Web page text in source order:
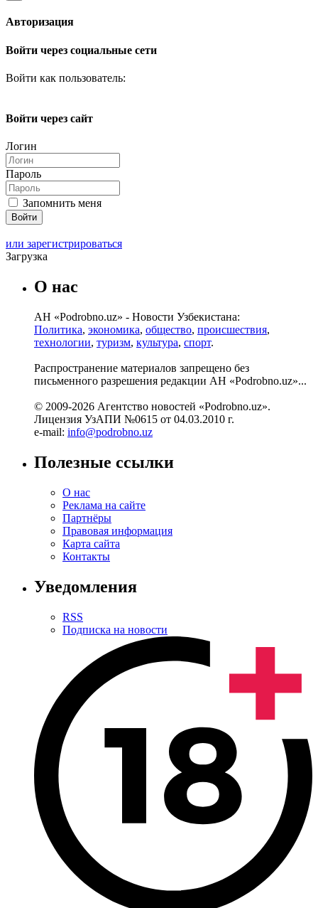
Авторизация
Войти через социальные сети
Войти как пользователь:
Войти через сайт
Логин
Пароль
Запомнить меня
или зарегистрироваться
Загрузка
О нас
АН «Podrobno.uz» - Новости Узбекистана:
Политика, экономика, общество, происшествия,
технологии, туризм, культура, спорт.
Распространение материалов запрещено без
письменного разрешения редакции АН «Podrobno.uz»...
© 2009-2026 Агентство новостей «Podrobno.uz».
Лицензия УзАПИ №0615 от 04.03.2010 г.
e-mail: info@podrobno.uz
Полезные ссылки
О нас
Реклама на сайте
Партнёры
Правовая информация
Карта сайта
Контакты
Уведомления
RSS
Подписка на новости